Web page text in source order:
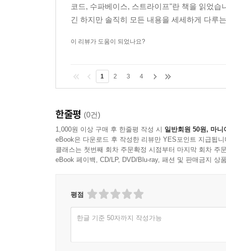
CAC와 LTV를 활용한 비즈니스 모델 분석 & 구
CAC와 LTV란?
구독 상품 생성하기
구독자 정보 저장 및 관리
수파베이스 데이터베이스에 구독자 정보 저장
클라우드플레어 워커스를 이용한 자동 실행 구
날씨 API 연동하기
폴라 Customer Portal로 구독 관리 맡기기
앱을 만드는 4가지 방법
코드, 수파베이스, 스트라이프"란 책을 읽었
긴 하지만 솔직히 모든 내용을 세세하게 다루
이 리뷰가 도움이 되었나요?
1 2 3 4
한줄평 (0건)
1,000원 이상 구매 후 한줄평 작성 시 일반회원 50원, 마니
eBook은 다운로드 후 작성한 리뷰만 YES포인트 지급됩니
클래스는 첫번째 회차 주문확정 시점부터 마지막 회차 주
eBook 페이백, CD/LP, DVD/Blu-ray, 패션 및 판매금지 상
평점
한글 기준 50자까지 작성가능